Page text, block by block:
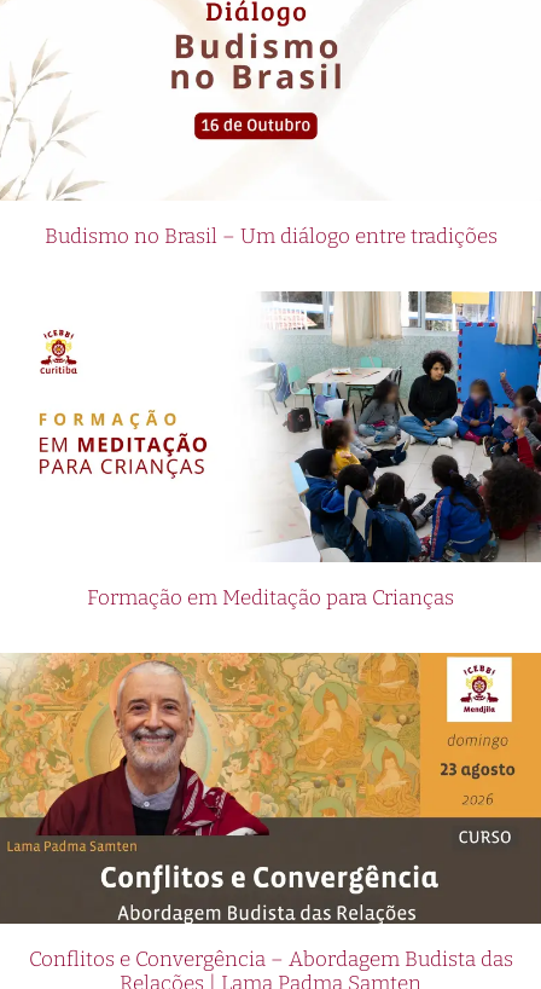
Budismo no Brasil – Um diálogo entre tradições
Formação em Meditação para Crianças
Conflitos e Convergência – Abordagem Budista das
Relações | Lama Padma Samten